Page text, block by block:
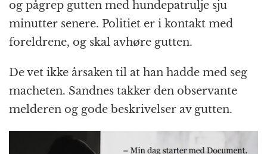
og pågrep gutten med hundepatrulje sju
minutter senere. Politiet er i kontakt med
foreldrene, og skal avhøre gutten.
De vet ikke årsaken til at han hadde med seg
macheten. Sandnes takker den observante
melderen og gode beskrivelser av gutten.